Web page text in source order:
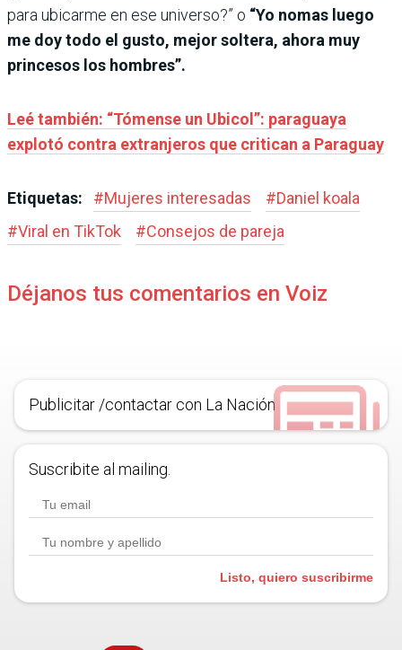
para ubicarme en ese universo?” o “Yo nomas luego
me doy todo el gusto, mejor soltera, ahora muy
princesos los hombres”.
Leé también: “Tómense un Ubicol”: paraguaya
explotó contra extranjeros que critican a Paraguay
Etiquetas: #Mujeres interesadas #Daniel koala
#Viral en TikTok #Consejos de pareja
Déjanos tus comentarios en Voiz
Publicitar /contactar con La Nación
Suscribite al mailing.
Listo, quiero suscribirme